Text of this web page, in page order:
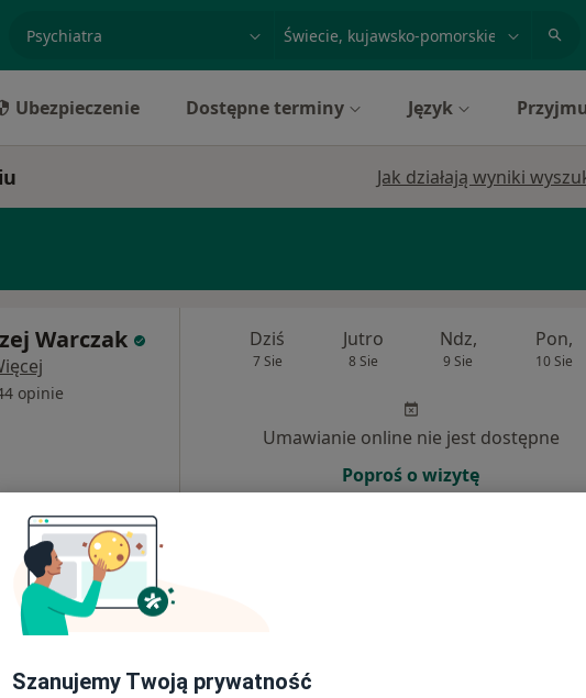
specjalizacja, badanie lub nazwiskomiasto lub dzielnica
Ubezpieczenie Dostępne terminy Język
Jak działają wyniki
Warczak
opinie
Mapa
Ultra Med
Dziś
7 Sie
Jutro
8 Sie
Ndz,
9 Sie
Pon,
10 Sie
Umawianie online nie jest dostępne
Poproś o wizytę
Szanujemy Twoją prywatność